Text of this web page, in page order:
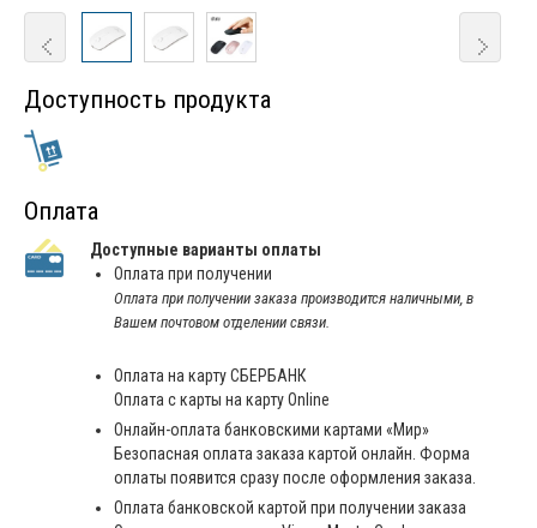
Доступность продукта
Оплата
Доступные варианты оплаты
Оплата при получении
Оплата при получении заказа производится наличными, в
Вашем почтовом отделении связи.
Оплата на карту СБЕРБАНК
Оплата с карты на карту Online
Онлайн-оплата банковскими картами «Мир»
Безопасная оплата заказа картой онлайн. Форма
оплаты появится сразу после оформления заказа.
Оплата банковской картой при получении заказа